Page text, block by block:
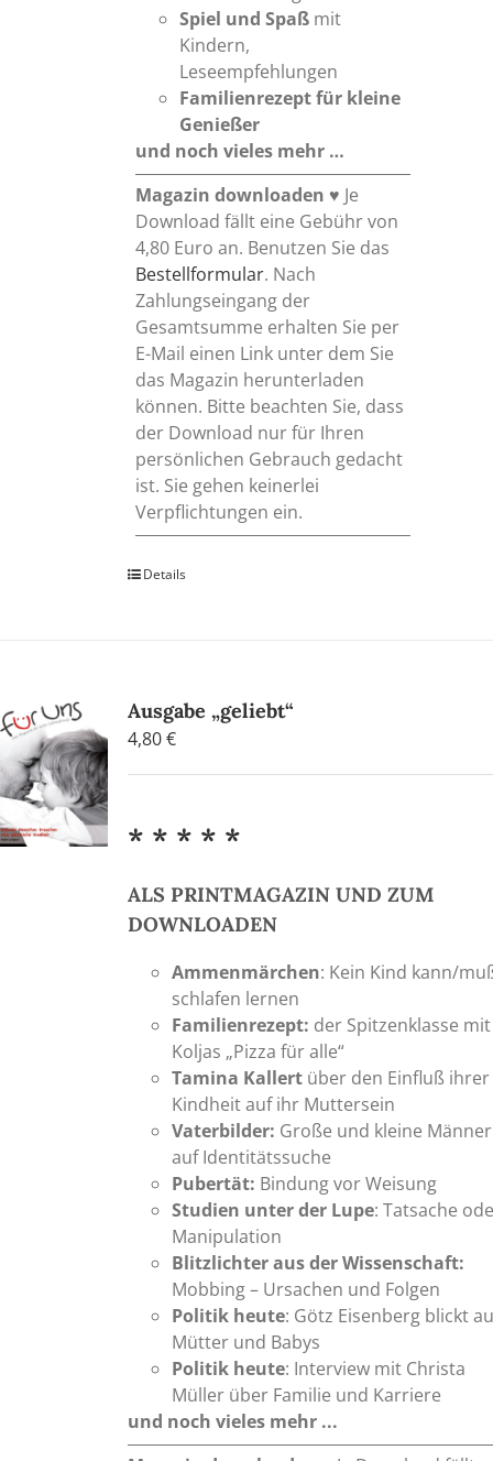
Spiel und Spaß mit
Kindern,
Leseempfehlungen
Familienrezeptfür kleine
Genießer
und noch vieles mehr …
Magazin downloaden ♥ Je
Download fällt eine Gebühr von
4,80 Euro an. Benutzen Sie das
Bestellformular. Nach
Zahlungseingang der
Gesamtsumme erhalten Sie per
E-Mail einen Link unter dem Sie
das Magazin herunterladen
können. Bitte beachten Sie, dass
der Download nur für Ihren
persönlichen Gebrauch gedacht
ist. Sie gehen keinerlei
Verpflichtungen ein.
Details
Ausgabe „geliebt“
4,80€
* * * * *
ALS PRINTMAGAZIN UND ZUM
DOWNLOADEN
Ammenmärchen: Kein Kind kann/
schlafen lernen
Familienrezept: der Spitzenklasse mit
Koljas „Pizza für alle“
Tamina Kallert über den Einfluß ihrer
Kindheit auf ihr Muttersein
Vaterbilder: Große und kleine Männer
auf Identitätssuche
Pubertät: Bindung vor Weisung
Studien unter der Lupe: Tatsache
Manipulation
Blitzlichter aus der Wissenschaft:
Mobbing – Ursachen und Folgen
Politik heute: Götz Eisenberg blickt
Mütter und Babys
Politik heute: Interview mit Christa
Müller über Familie und Karriere
und noch vieles mehr ...